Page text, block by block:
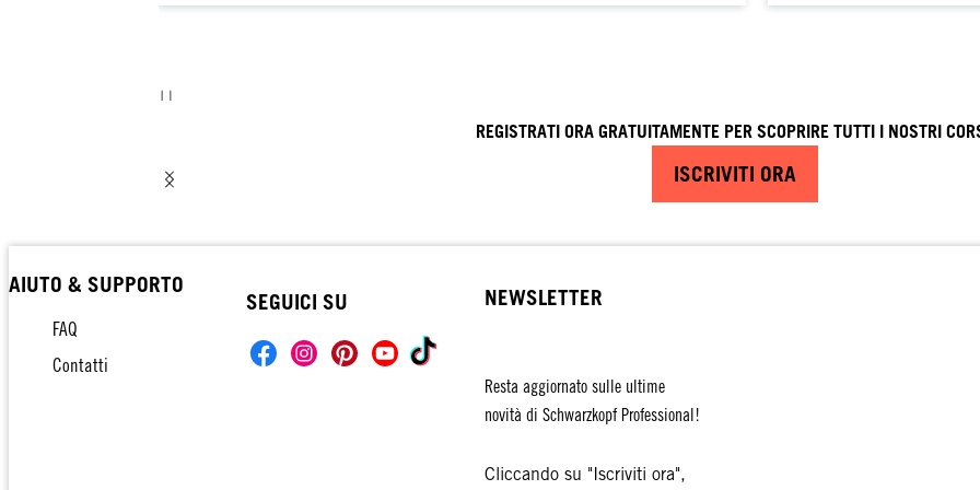
REGISTRATI ORA GRATUITAMENTE PER SCOPRIRE TUTTI I NOSTRI
ISCRIVITI ORA
AIUTO & SUPPORTO
FAQ
Contatti
SEGUICI SU NEWSLETTER
Resta aggiornato sulle ultime
novità di Schwarzkopf Professional!
Cliccando su "Iscriviti ora",